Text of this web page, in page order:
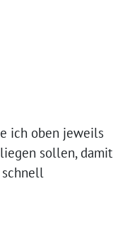
ich oben jeweils
sollen, damit